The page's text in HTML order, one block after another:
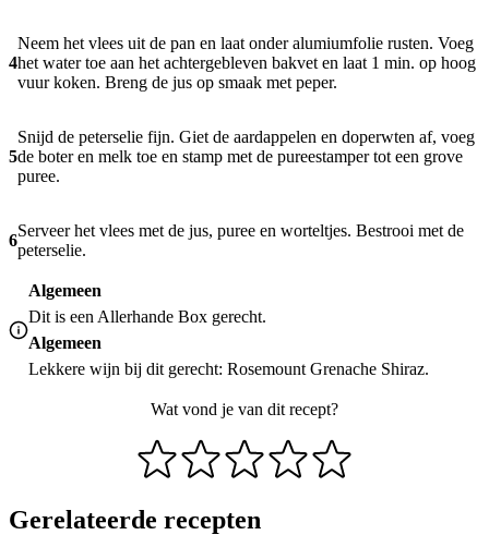
4
Neem het vlees uit de pan en laat onder alumiumfolie rusten. Voeg
het water toe aan het achtergebleven bakvet en laat 1 min. op hoog
vuur koken. Breng de jus op smaak met peper.
5
Snijd de peterselie fijn. Giet de aardappelen en doperwten af, voeg
de boter en melk toe en stamp met de pureestamper tot een grove
puree.
6
Serveer het vlees met de jus, puree en worteltjes. Bestrooi met de
peterselie.
Algemeen
Dit is een Allerhande Box gerecht.
Algemeen
Lekkere wijn bij dit gerecht: Rosemount Grenache Shiraz.
Wat vond je van dit recept?
Gerelateerde recepten